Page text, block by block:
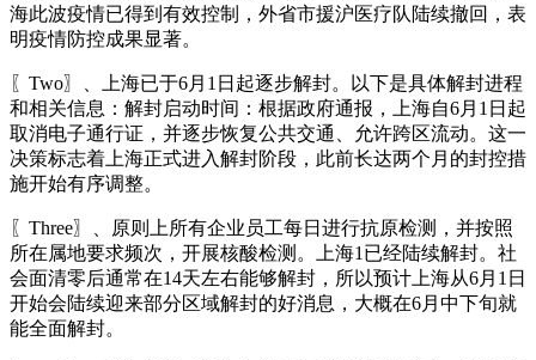
海此波疫情已得到有效控制，外省市援沪医疗队陆续撤回，表
明疫情防控成果显著。
〖Two〗、上海已于6月1日起逐步解封。以下是具体解封进程
和相关信息：解封启动时间：根据政府通报，上海自6月1日起
取消电子通行证，并逐步恢复公共交通、允许跨区流动。这一
决策标志着上海正式进入解封阶段，此前长达两个月的封控措
施开始有序调整。
〖Three〗、原则上所有企业员工每日进行抗原检测，并按照
所在属地要求频次，开展核酸检测。上海1已经陆续解封。社
会面清零后通常在14天左右能够解封，所以预计上海从6月1日
开始会陆续迎来部分区域解封的好消息，大概在6月中下旬就
能全面解封。